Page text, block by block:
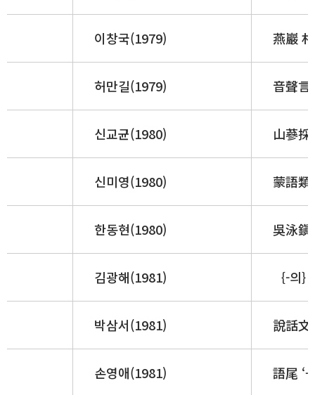
이창국(1979) 燕巖
허만길(1979) 音聲
신교균(1980) 山蔘
신미영(1980) 蒙語
한동현(1980) 吳泳鎭
김광해(1981) ｛-의
박삼서(1981) 說話
손영애(1981) 語尾 ‘-